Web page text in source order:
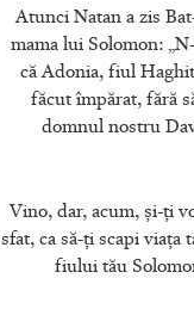
Atunci Natan a zis
mama lui Solomon:
că Adonia, fiul
făcut împărat, fără
domnul nostru
Vino, dar, acum, şi-ţi
sfat, ca să-ţi scapi viaţa
fiului tău